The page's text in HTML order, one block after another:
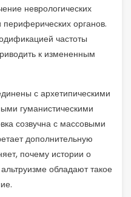
неврологических
периферических органов.
частоты
к измененным
с архетипическими
гуманистическими
созвучна с массовыми
дополнительную
почему истории о
обладают такое